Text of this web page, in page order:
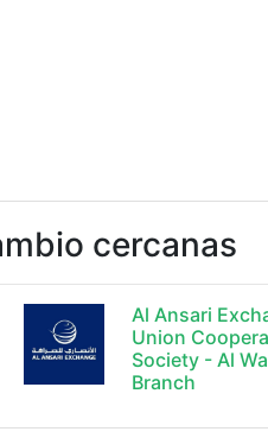
cercanas
Al Ansari
Union
Society - Al
Branch